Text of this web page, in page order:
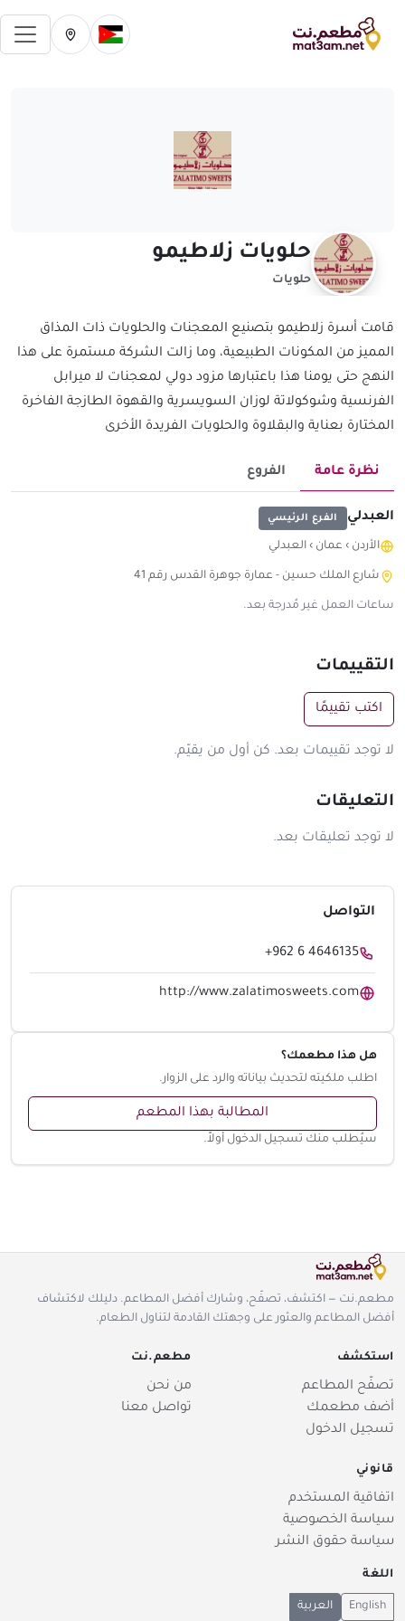
تغيير الدولة الحالية
تغيير المدينة
حلويات زلاطيمو
حلويات
قامت أسرة زلاطيمو بتصنيع المعجنات والحلويات ذات المذاق
المميز من المكونات الطبيعية، وما زالت الشركة مستمرة على هذا
النهج حتى يومنا هذا باعتبارها مزود دولي لمعجنات لا ميرابل
الفرنسية وشوكولاتة لوزان السويسرية والقهوة الطازجة الفاخرة
المختارة بعناية والبقلاوة والحلويات الفريدة الأخرى
نظرة عامة الفروع
العبدلي الفرع الرئيسي
الأردن › عمان › العبدلي
شارع الملك حسين - عمارة جوهرة القدس رقم 41
ساعات العمل غير مُدرجة بعد.
التقييمات
اكتب تقييمًا
لا توجد تقييمات بعد. كن أول من يقيّم.
التعليقات
لا توجد تعليقات بعد.
التواصل
+962 6 4646135
http://www.zalatimosweets.com
هل هذا مطعمك؟
اطلب ملكيته لتحديث بياناته والرد على الزوار.
المطالبة بهذا المطعم
سيُطلب منك تسجيل الدخول أولاً.
مطعم.نت — اكتشف، تصفّح، وشارك أفضل المطاعم. دليلك لاكتشاف
أفضل المطاعم والعثور على وجهتك القادمة لتناول الطعام.
استكشف
تصفّح المطاعم
أضف مطعمك
تسجيل الدخول
مطعم.نت
من نحن
تواصل معنا
قانوني
اتفاقية المستخدم
سياسة الخصوصية
سياسة حقوق النشر
اللغة
English العربية